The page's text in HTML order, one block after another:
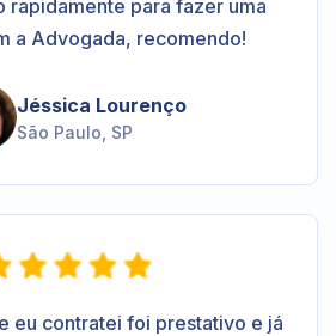
rapidamente para fazer uma
a Advogada, recomendo!
Jéssica Lourenço
São Paulo, SP
eu contratei foi prestativo e já